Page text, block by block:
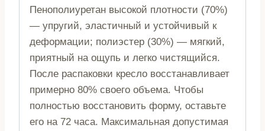
Пенополиуретан высокой плотности (70%)
— упругий, эластичный и устойчивый к
деформации; полиэстер (30%) — мягкий,
приятный на ощупь и легко чистящийся.
После распаковки кресло восстанавливает
примерно 80% своего объема. Чтобы
полностью восстановить форму, оставьте
его на 72 часа. Максимальная допустимая